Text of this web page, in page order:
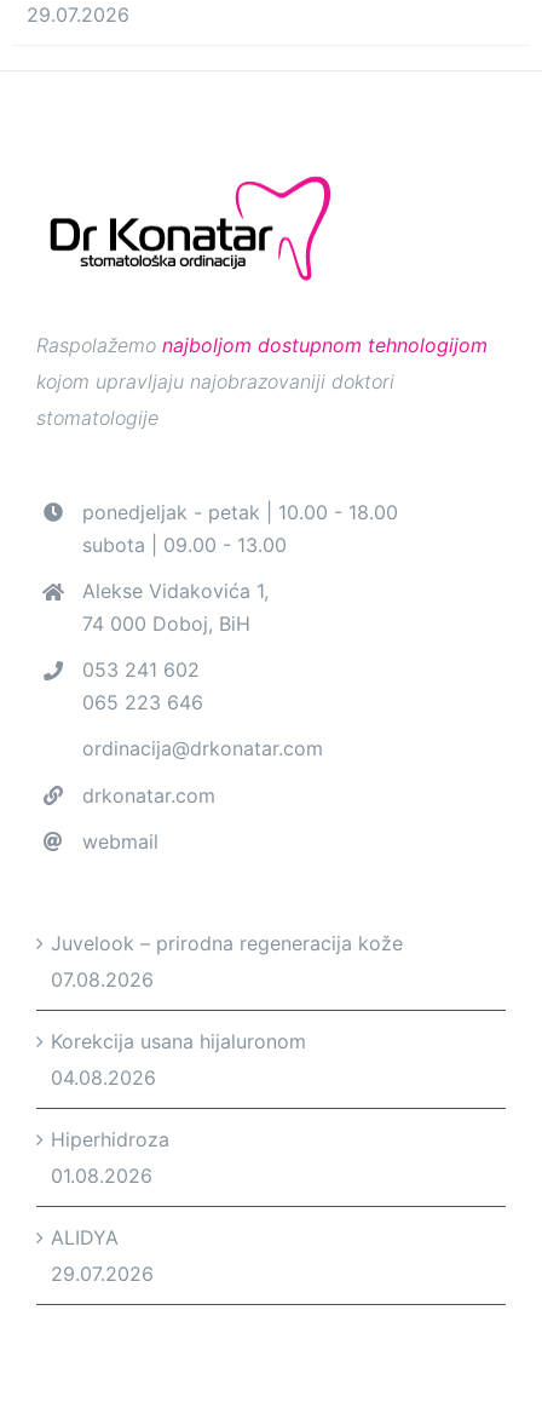
29.07.2026
Raspolažemo najboljom dostupnom tehnologijom
kojom upravljaju najobrazovaniji doktori
stomatologije
ponedjeljak - petak | 10.00 - 18.00
subota | 09.00 - 13.00
Alekse Vidakovića 1,
74 000 Doboj, BiH
053 241 602
065 223 646
ordinacija@drkonatar.com
drkonatar.com
webmail
Juvelook – prirodna regeneracija kože
07.08.2026
Korekcija usana hijaluronom
04.08.2026
Hiperhidroza
01.08.2026
ALIDYA
29.07.2026